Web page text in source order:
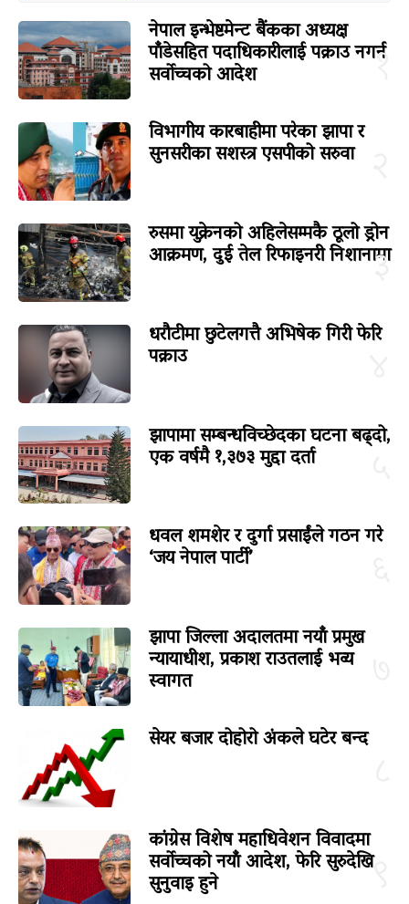
१
नेपाल इन्भेष्टमेन्ट बैंकका अध्यक्ष
पाँडेसहित पदाधिकारीलाई पक्राउ नगर्न
सर्वोच्चको आदेश
विभागीय कारबाहीमा परेका झापा र
सुनसरीका सशस्त्र एसपीको सरुवा
३
रुसमा युक्रेनको अहिलेसम्मकै ठूलो ड्रोन
आक्रमण, दुई तेल रिफाइनरी निशानामा
धरौटीमा छुटेलगत्तै अभिषेक गिरी फेरि
पक्राउ
झापामा सम्बन्धविच्छेदका घटना बढ्दो,
एक वर्षमै १,३७३ मुद्दा दर्ता
धवल शमशेर र दुर्गा प्रसाईंले गठन गरे
‘जय नेपाल पार्टी’
झापा जिल्ला अदालतमा नयाँ प्रमुख
न्यायाधीश, प्रकाश राउतलाई भव्य
स्वागत
सेयर बजार दोहोरो अंकले घटेर बन्द
९
कांग्रेस विशेष महाधिवेशन विवादमा
सर्वोच्चको नयाँ आदेश, फेरि सुरुदेखि
सुनुवाइ हुने